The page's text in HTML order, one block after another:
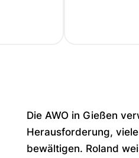
Die AWO in Gießen
Herausforderung,
bewältigen. Roland